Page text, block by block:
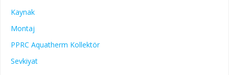
Kaynak
Montaj
PPRC Aquatherm Kollektör
Sevkiyat